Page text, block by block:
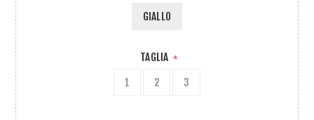
GIALLO
TAGLIA *
1 2 3